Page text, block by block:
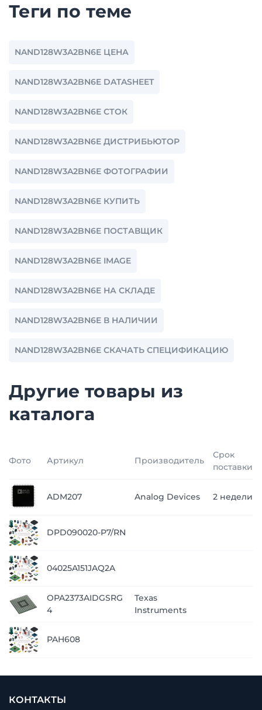
Теги по теме
NAND128W3A2BN6E ЦЕНА
NAND128W3A2BN6E DATASHEET
NAND128W3A2BN6E СТОК
NAND128W3A2BN6E ДИСТРИБЬЮТОР
NAND128W3A2BN6E ФОТОГРАФИИ
NAND128W3A2BN6E КУПИТЬ
NAND128W3A2BN6E ПОСТАВЩИК
NAND128W3A2BN6E IMAGE
NAND128W3A2BN6E НА СКЛАДЕ
NAND128W3A2BN6E В НАЛИЧИИ
NAND128W3A2BN6E СКАЧАТЬ СПЕЦИФИКАЦИЮ
Другие товары из
каталога
Фото Артикул Производитель
Срок
поставки
ADM207 Analog Devices 2 недели
DPD090020-P7/RN
04025A151JAQ2A
OPA2373AIDGSRG
4
Texas
Instruments
PAH608
КОНТАКТЫ